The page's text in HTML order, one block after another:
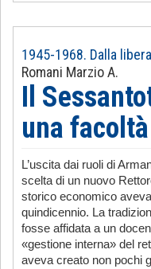
1945-1968. Dalla
Romani Marzio A.
Il
una facoltà
L’uscita dai ruoli di
scelta di un nuovo
storico economico
quindicennio. La
fosse affidata a un
«gestione interna» del
aveva creato non pochi